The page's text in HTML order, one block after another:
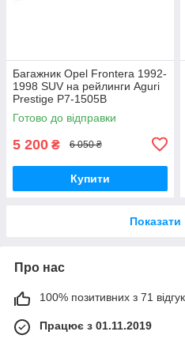
Багажник Opel Frontera 1992-
1998 SUV на рейлинги Aguri
Prestige P7-1505B
Готово до відправки
5 200 ₴ 6 050 ₴
Купити
Про нас
100% позитивних з 71
Працює з 01.11.2019